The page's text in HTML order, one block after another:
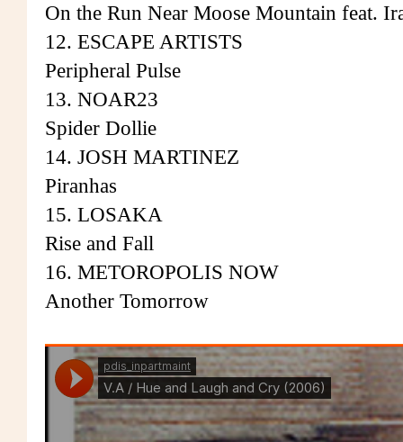
On the Run Near Moose Mountain feat.
12. ESCAPE ARTISTS
Peripheral Pulse
13. NOAR23
Spider Dollie
14. JOSH MARTINEZ
Piranhas
15. LOSAKA
Rise and Fall
16. METOROPOLIS NOW
Another Tomorrow